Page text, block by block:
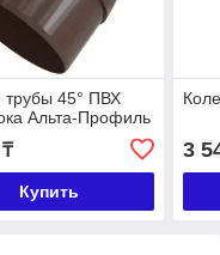
трубы 45° ПВХ
Альта-Профиль
Купить
3